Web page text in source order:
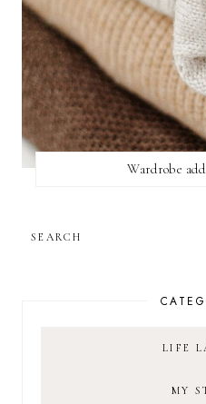
Wardrobe
LIFE
MY